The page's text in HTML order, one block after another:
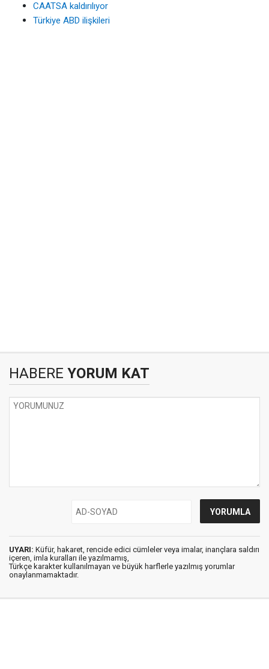
CAATSA kaldırılıyor
Türkiye ABD ilişkileri
HABERE YORUM KAT
UYARI: Küfür, hakaret, rencide edici cümleler veya imalar, inançlara saldırı
içeren, imla kuralları ile yazılmamış,
Türkçe karakter kullanılmayan ve büyük harflerle yazılmış yorumlar
onaylanmamaktadır.